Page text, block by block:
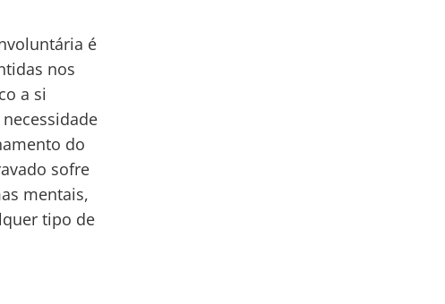
é
nos
a si
do
sofre
mentais,
tipo de